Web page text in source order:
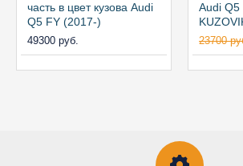
часть в цвет кузова Audi
Q5 FY (2017-)
49300 руб.
Audi Q5
23700